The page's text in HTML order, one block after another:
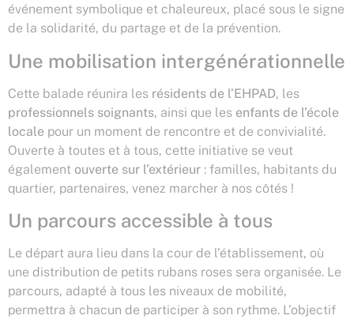
événement symbolique et chaleureux, placé sous le signe
de la solidarité, du partage et de la prévention.
Une mobilisation intergénérationnelle
Cette balade réunira les résidents de l’EHPAD, les
professionnels soignants, ainsi que les enfants de l’école
locale pour un moment de rencontre et de convivialité.
Ouverte à toutes et à tous, cette initiative se veut
également ouverte sur l’extérieur : familles, habitants du
quartier, partenaires, venez marcher à nos côtés !
Un parcours accessible à tous
Le départ aura lieu dans la cour de l’établissement, où
une distribution de petits rubans roses sera organisée. Le
parcours, adapté à tous les niveaux de mobilité,
permettra à chacun de participer à son rythme. L’objectif